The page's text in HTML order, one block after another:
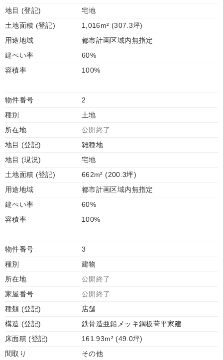
地目 (登記)
宅地
土地面積 (登記)
1,016m² (307.3坪)
用途地域
都市計画区域内無指定
建ぺい率
60%
容積率
100%
物件番号
2
種別
土地
所在地
公開終了
地目 (登記)
雑種地
地目 (現況)
宅地
土地面積 (登記)
662m² (200.3坪)
用途地域
都市計画区域内無指定
建ぺい率
60%
容積率
100%
物件番号
3
種別
建物
所在地
公開終了
家屋番号
公開終了
種類 (登記)
店舗
構造 (登記)
鉄骨造亜鉛メッキ鋼板葺平家建
床面積 (登記)
161.93m² (49.0坪)
間取り
その他